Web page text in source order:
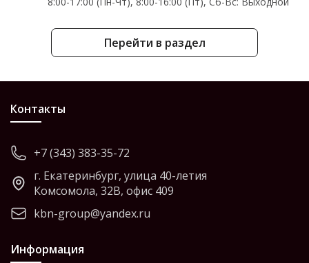
Перейти в раздел
Контакты
+7 (343) 383-35-72
г. Екатеринбург, улица 40-летия
Комсомола, 32В, офис 409
kbn-group@yandex.ru
Информация